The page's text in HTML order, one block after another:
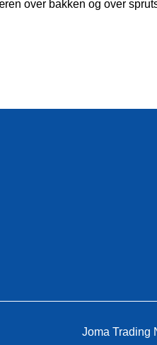
over bakken og over
Joma Trading